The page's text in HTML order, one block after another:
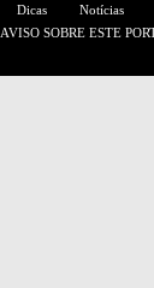
Dicas Notícias
AVISO SOBRE ESTE